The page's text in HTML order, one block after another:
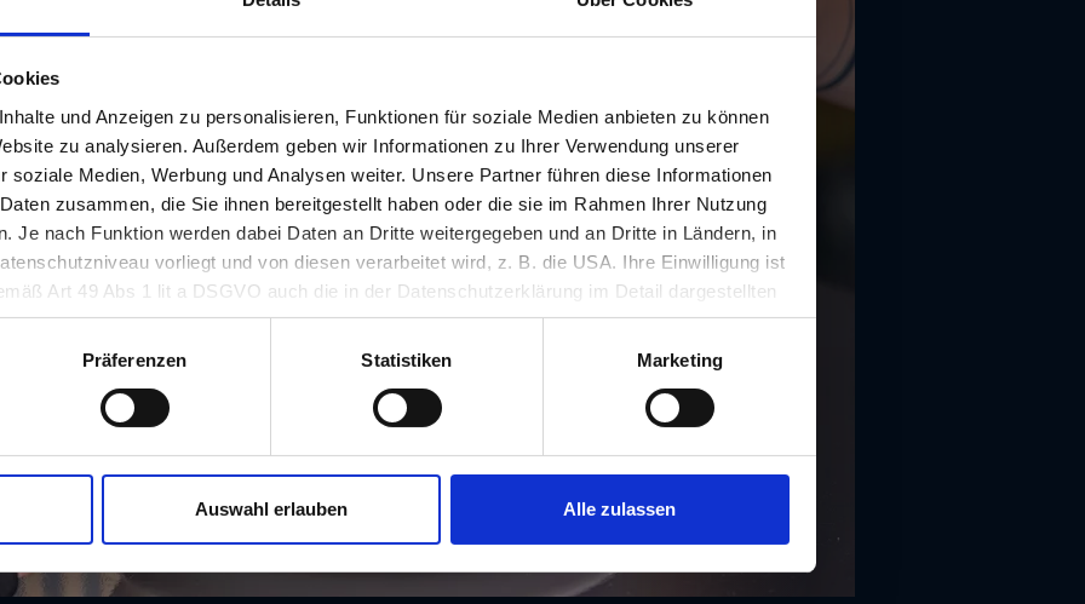
und Anzeigen zu personalisieren, Funktionen für soziale Medien anbieten zu können
zu analysieren. Außerdem geben wir Informationen zu Ihrer Verwendung unserer
soziale Medien, Werbung und Analysen weiter. Unsere Partner führen diese Informationen
zusammen, die Sie ihnen bereitgestellt haben oder die sie im Rahmen Ihrer Nutzung
Je nach Funktion werden dabei Daten an Dritte weitergegeben und an Dritte in Ländern, in
vorliegt und von diesen verarbeitet wird, z. B. die USA. Ihre Einwilligung ist
Art 49 Abs 1 lit a DSGVO auch die in der Datenschutzerklärung im Detail dargestellten
in unsicheren Drittstaaten, wie insbesondere den USA. Ihre Einwilligung ist für die Nutzung
und kann jederzeit auf unserer Seite abgelehnt oder widerrufen werden.
Präferenzen Statistiken Marketing
Auswahl erlauben Alle zulassen